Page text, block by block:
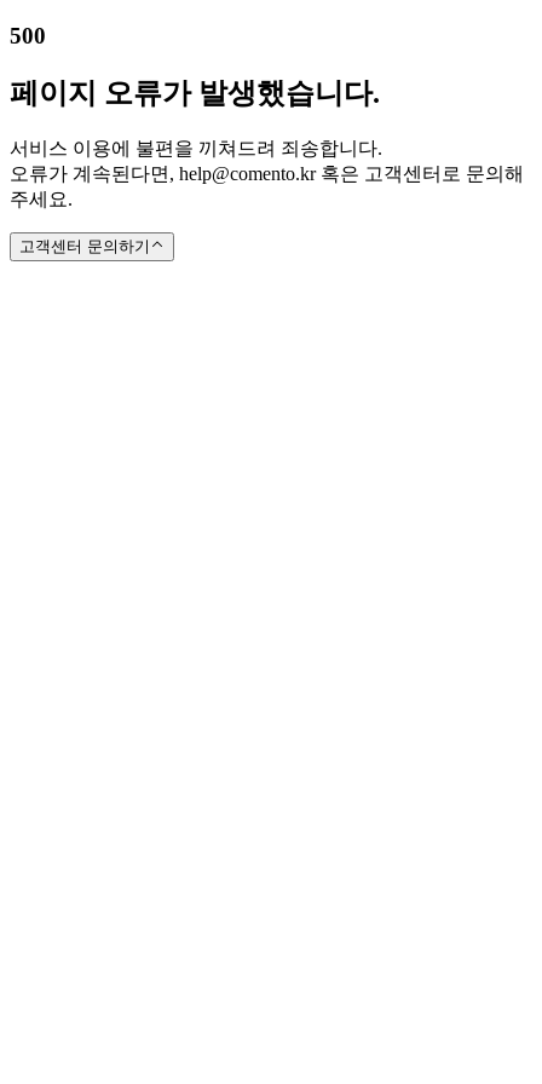
500
페이지 오류가 발생했습니다.
서비스 이용에 불편을 끼쳐드려 죄송합니다.
오류가 계속된다면, help@comento.kr 혹은 고객센터로 문의해
주세요.
고객센터 문의하기